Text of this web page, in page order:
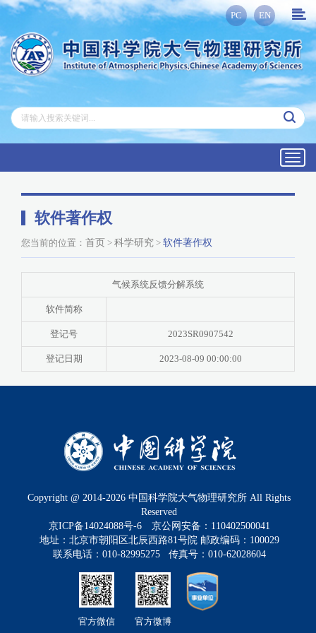
PC EN
软件著作权
您当前的位置： 首页 > 科学研究 > 软件著作权
气候系统反馈分解系统
软件简称
登记号 2023SR0907542
登记日期 2023-08-09 00:00:00
Copyright @ 2014-2026 中国科学院大气物理研究所 All Rights
Reserved
京ICP备14024088号-6
京公网安备：110402500041
地址：北京市朝阳区北辰西路81号院 邮政编码：100029
联系电话：010-82995275 传真号：010-62028604
官方微信 官方微博